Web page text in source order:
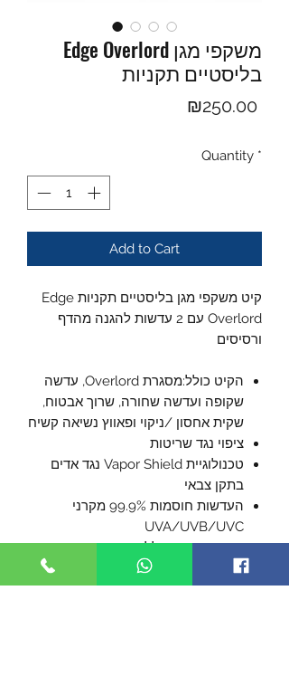
Edge Overlord משקפי מגן
בליסטיים תקניות
₪250.00Price
Quantity *
Add to Cart
קיט משקפי מגן בליסטיים תקניות Edge
Overlord עם 2 עדשות להגנה מהדף
ורסיסים
הקיט כולל:מסגרת Overlord, עדשה
שקופה ועדשה שחורה, שרוך אבטוח,
שקית אחסון /ניקוי ופאווץ נשיאה קשיח
ציפוי נגד שריטות
טכנולוגיית Vapor Shield נגד אדים
בתקן צבאי
העדשות חוסמות 99.9% מקרני
UVA/UVB/UVC
מסגרת עוטפת ללא עיוות בצידי הראייה
זרוע ישרה המונחת בנוחות על הראש
ואינה לוחצת - המסגרת עשויה